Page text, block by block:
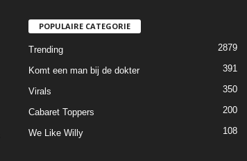
POPULAIRE CATEGORIE
Trending 2879
Komt een man bij de dokter 391
Virals 350
Cabaret Toppers 200
We Like Willy 108